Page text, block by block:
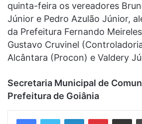
quinta-feira os vereadores
Júnior e Pedro Azulão Júnior,
da Prefeitura Fernando
Gustavo Cruvinel
Alcântara (Procon) e Valdery
Secretaria Municipal de
Prefeitura de Goiânia
LinkedinPinterestCompartilhar via